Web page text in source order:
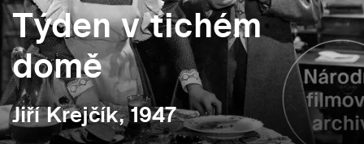
Týden v tichém
domě
Jiří Krejčík, 1947